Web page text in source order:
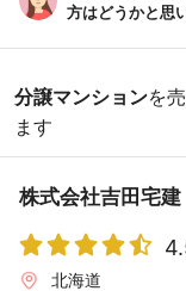
方はどうかと思
分譲マンションを
ます
株式会社吉田宅建
北海道